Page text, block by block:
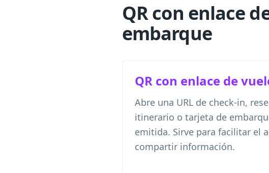
QR con enlace
embarque
QR con enlace de
Abre una URL de check-in,
itinerario o tarjeta de
emitida. Sirve para facilitar el
compartir información.